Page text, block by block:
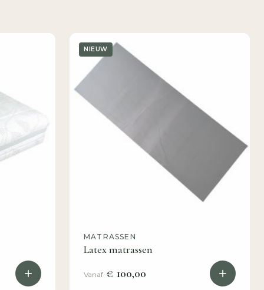
NIEUW
MATRASSEN
Latex matrassen
Vanaf € 100,00